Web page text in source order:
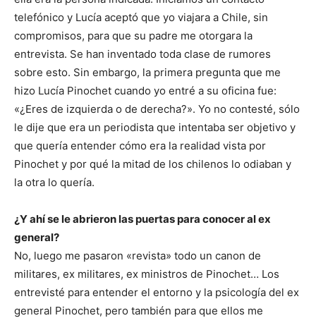
telefónico y Lucía aceptó que yo viajara a Chile, sin
compromisos, para que su padre me otorgara la
entrevista. Se han inventado toda clase de rumores
sobre esto. Sin embargo, la primera pregunta que me
hizo Lucía Pinochet cuando yo entré a su oficina fue:
«¿Eres de izquierda o de derecha?». Yo no contesté, sólo
le dije que era un periodista que intentaba ser objetivo y
que quería entender cómo era la realidad vista por
Pinochet y por qué la mitad de los chilenos lo odiaban y
la otra lo quería.
¿Y ahí se le abrieron las puertas para conocer al ex
general?
No, luego me pasaron «revista» todo un canon de
militares, ex militares, ex ministros de Pinochet… Los
entrevisté para entender el entorno y la psicología del ex
general Pinochet, pero también para que ellos me